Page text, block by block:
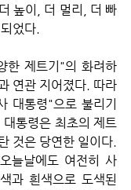
높이, 더 멀리, 더 빠
었다.
연관 지어졌다. 따라
대통령"으로 불리기
통령은 최초의 제트
것은 당연한 일이다.
늘날에도 여전히 사
과 흰색으로 도색된